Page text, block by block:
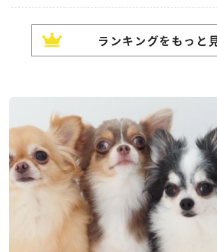
ランキングをもっと